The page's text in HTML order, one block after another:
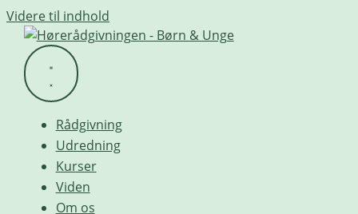
Videre til indhold
Rådgivning
Udredning
Kurser
Viden
Om os